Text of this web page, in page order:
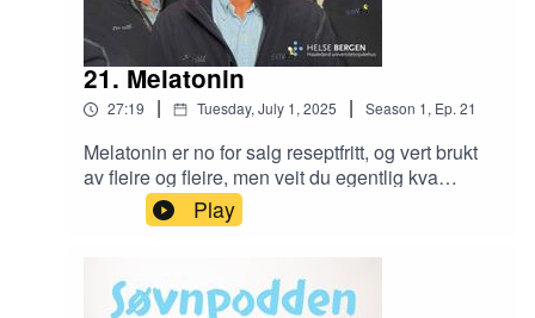
21. Melatonin
27:19 | Tuesday, July 1, 2025 | Season 1, Ep. 21
Melatonin er no for salg reseptfritt, og vert brukt
av fleire og fleire, men veit du egentlig kva
melatonin er, og korleis det virker?I denne
episoden har Søvnpodden hatt besøk av lege og
søvnekspert Bjørn Bjorvatn som forklarer kva
melatonin er, til kass type søvnproblem det bør
brukast, og korleis.
Play